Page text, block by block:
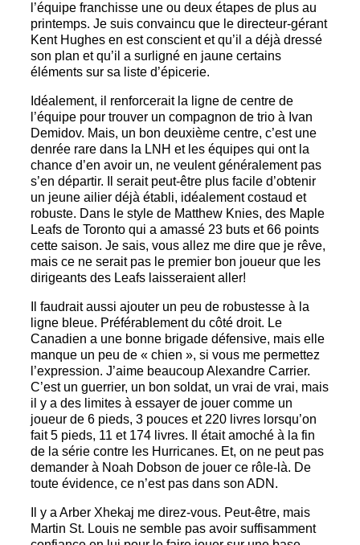
l’équipe franchisse une ou deux étapes de plus au
printemps. Je suis convaincu que le directeur-gérant
Kent Hughes en est conscient et qu’il a déjà dressé
son plan et qu’il a surligné en jaune certains
éléments sur sa liste d’épicerie.
Idéalement, il renforcerait la ligne de centre de
l’équipe pour trouver un compagnon de trio à Ivan
Demidov. Mais, un bon deuxième centre, c’est une
denrée rare dans la LNH et les équipes qui ont la
chance d’en avoir un, ne veulent généralement pas
s’en départir. Il serait peut-être plus facile d’obtenir
un jeune ailier déjà établi, idéalement costaud et
robuste. Dans le style de Matthew Knies, des Maple
Leafs de Toronto qui a amassé 23 buts et 66 points
cette saison. Je sais, vous allez me dire que je rêve,
mais ce ne serait pas le premier bon joueur que les
dirigeants des Leafs laisseraient aller!
Il faudrait aussi ajouter un peu de robustesse à la
ligne bleue. Préférablement du côté droit. Le
Canadien a une bonne brigade défensive, mais elle
manque un peu de « chien », si vous me permettez
l’expression. J’aime beaucoup Alexandre Carrier.
C’est un guerrier, un bon soldat, un vrai de vrai, mais
il y a des limites à essayer de jouer comme un
joueur de 6 pieds, 3 pouces et 220 livres lorsqu’on
fait 5 pieds, 11 et 174 livres. Il était amoché à la fin
de la série contre les Hurricanes. Et, on ne peut pas
demander à Noah Dobson de jouer ce rôle-là. De
toute évidence, ce n’est pas dans son ADN.
Il y a Arber Xhekaj me direz-vous. Peut-être, mais
Martin St. Louis ne semble pas avoir suffisamment